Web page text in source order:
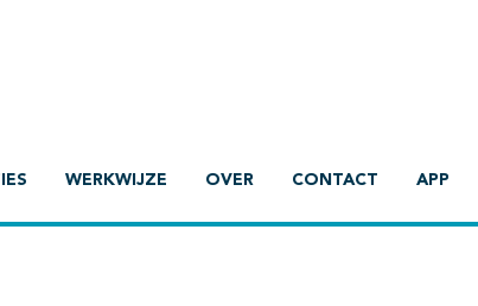
WERKWIJZE OVER CONTACT APP